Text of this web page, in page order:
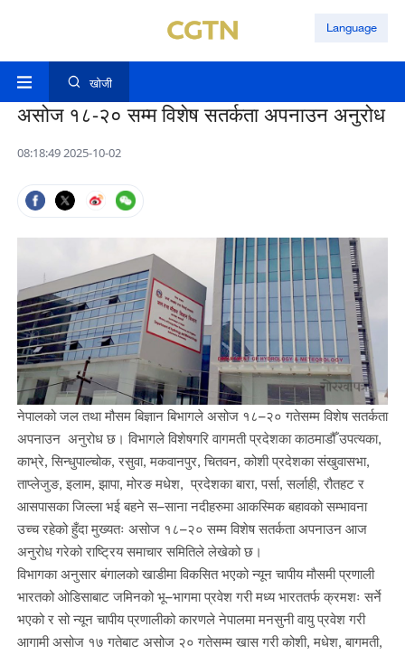
Language
खोजी
असोज १८-२० सम्म विशेष सतर्कता अपनाउन अनुरोध
08:18:49 2025-10-02
नेपालको जल तथा मौसम बिज्ञान बिभागले असोज १८–२० गतेसम्म विशेष सतर्कता
अपनाउन अनुरोध छ। विभागले विशेषगरि वागमती प्रदेशका काठमाडौँ उपत्यका,
काभ्रे, सिन्धुपाल्चोक, रसुवा, मकवानपुर, चितवन, कोशी प्रदेशका संखुवासभा,
ताप्लेजुङ, इलाम, झापा, मोरङ मधेश, प्रदेशका बारा, पर्सा, सर्लाही, रौतहट र
आसपासका जिल्ला भई बहने स–साना नदीहरुमा आकस्मिक बहावको सम्भावना
उच्च रहेको हुँदा मुख्यतः असोज १८–२० सम्म विशेष सतर्कता अपनाउन आज
अनुरोध गरेको राष्ट्रिय समाचार समितिले लेखेको छ।
विभागका अनुसार बंगालको खाडीमा विकसित भएको न्यून चापीय मौसमी प्रणाली
भारतको ओडिसाबाट जमिनको भू–भागमा प्रवेश गरी मध्य भारततर्फ क्रमशः सर्ने
भएको र सो न्यून चापीय प्रणालीको कारणले नेपालमा मनसुनी वायु प्रवेश गरी
आगामी असोज १७ गतेबाट असोज २० गतेसम्म खास गरी कोशी, मधेश, बागमती,